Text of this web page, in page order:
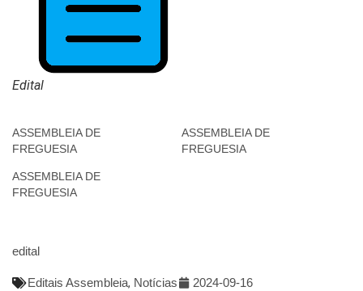
Edital
ASSEMBLEIA DE
FREGUESIA
ASSEMBLEIA DE
FREGUESIA
ASSEMBLEIA DE
FREGUESIA
edital
Editais Assembleia, Notícias 2024-09-16